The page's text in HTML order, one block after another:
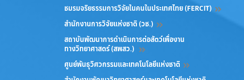
ชมรมจริยธรรมการวิจัยในคนในประเทศไทย (FERCIT)
สำนักงานการวิจัยแห่งชาติ (วช.)
สถาบันพัฒนาการดำเนินการต่อสัตว์เพื่องาน
ทางวิทยาศาสตร์ (สพสว.)
ศูนย์พันธุวิศวกรรมและเทคโนโลยีแห่งชาติ